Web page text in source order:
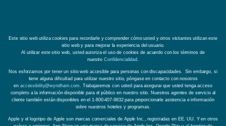
Este sitio web utiliza cookies para recordarle y comprender cómo usted y otros visitantes utilizan este
sitio web y para mejorar la experiencia del usuario.
Al utilizar este sitio web, usted autoriza el uso de cookies de acuerdo con los términos de
nuestroConfidencialidad
Nos esforzamos por tener un sitio web accesible para personas con discapacidades. Sin embargo, si
tiene alguna dificultad para utilizar nuestro sitio, póngase en contacto con nosotros
en accessibility@wyndham.com . Trabajaremos con usted para asegurar que usted tenga acceso
completo a la información disponible para el público en nuestro sitio. Nuestros agentes de servicio al
cliente también están disponibles en el 1-800-407-9832 para proporcionarle asistencia e información
sobre nuestros hoteles y programas.
Apple y el logotipo de Apple son marcas comerciales de Apple Inc., registradas en EE. UU. Y en otros